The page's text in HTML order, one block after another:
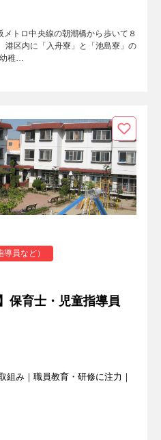
トロ中央線の朝潮橋から歩いて８
港区内に「入舟寮」と「池島寮」の
幼稚…
員など）
保育士・児童指導員
組み｜職員教育・研修に注力｜